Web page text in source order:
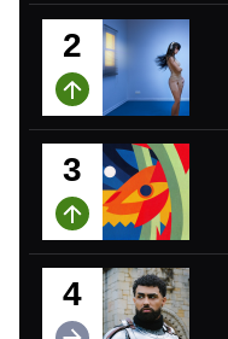
2
3
4